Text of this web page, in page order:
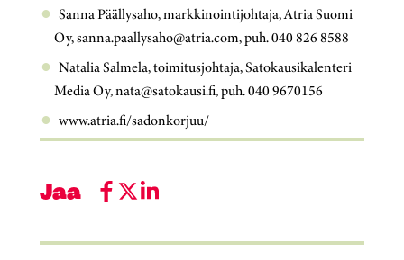
Sanna Päällysaho, markkinointijohtaja, Atria Suomi
Oy, sanna.paallysaho@atria.com, puh. 040 826 8588
Natalia Salmela, toimitusjohtaja, Satokausikalenteri
Media Oy, nata@satokausi.fi, puh. 040 9670156
www.atria.fi/sadonkorjuu/
Jaa